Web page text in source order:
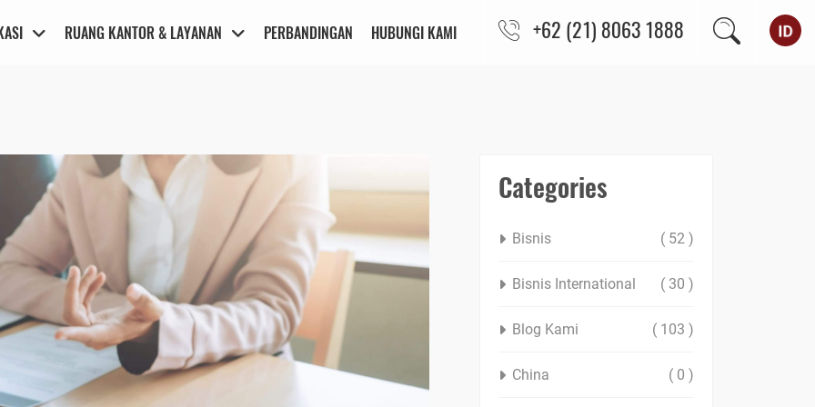
RUANG KANTOR & LAYANAN PERBANDINGAN HUBUNGI KAMI +62 (21) 8063 1888
Categories
Bisnis ( 52 )
Bisnis International ( 30 )
Blog Kami ( 103 )
China ( 0 )